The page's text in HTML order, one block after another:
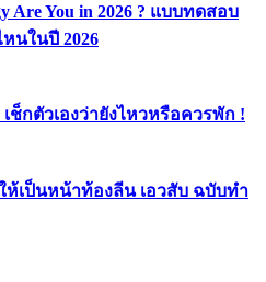
Are You in 2026 ? แบบทดสอบ
นในปี 2026
เช็กตัวเองว่ายังไหวหรือควรพัก !
ห้เป็นหน้าท้องลีน เอวสับ ฉบับทำ